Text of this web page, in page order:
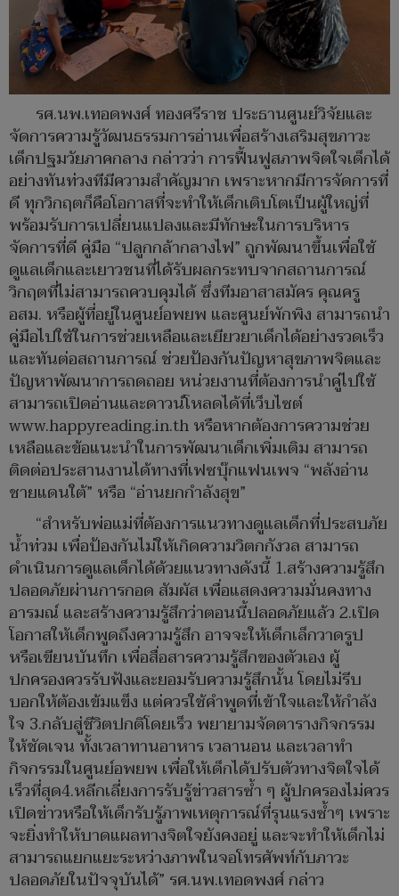
รศ.นพ.เทอดพงศ์ ทองศรีราช ประธานศูนย์วิจัยและ
จัดการความรู้วัฒนธรรมการอ่านเพื่อสร้างเสริมสุขภาวะ
เด็กปฐมวัยภาคกลาง กล่าวว่า การฟื้นฟูสภาพจิตใจเด็กได้
อย่างทันท่วงทีมีความสำคัญมาก เพราะหากมีการจัดการที่
ดี ทุกวิกฤตก็คือโอกาสที่จะทำให้เด็กเติบโตเป็นผู้ใหญ่ที่
พร้อมรับการเปลี่ยนแปลงและมีทักษะในการบริหาร
จัดการที่ดี คู่มือ “ปลูกกล้ากลางไฟ” ถูกพัฒนาขึ้นเพื่อใช้
ดูแลเด็กและเยาวชนที่ได้รับผลกระทบจากสถานการณ์
วิกฤตที่ไม่สามารถควบคุมได้ ซึ่งทีมอาสาสมัคร คุณครู
อสม. หรือผู้ที่อยู่ในศูนย์อพยพ และศูนย์พักพิง สามารถนำ
คู่มือไปใช้ในการช่วยเหลือและเยียวยาเด็กได้อย่างรวดเร็ว
และทันต่อสถานการณ์ ช่วยป้องกันปัญหาสุขภาพจิตและ
ปัญหาพัฒนาการถดถอย หน่วยงานที่ต้องการนำคู่ไปใช้
สามารถเปิดอ่านและดาวน์โหลดได้ที่เว็บไซต์
www.happyreading.in.th หรือหากต้องการความช่วย
เหลือและข้อแนะนำในการพัฒนาเด็กเพิ่มเติม สามารถ
ติดต่อประสานงานได้ทางที่เฟซบุ๊กแฟนเพจ “พลังอ่าน
ชายแดนใต้” หรือ “อ่านยกกำลังสุข”
“สำหรับพ่อแม่ที่ต้องการแนวทางดูแลเด็กที่ประสบภัย
น้ำท่วม เพื่อป้องกันไม่ให้เกิดความวิตกกังวล สามารถ
ดำเนินการดูแลเด็กได้ด้วยแนวทางดังนี้ 1.สร้างความรู้สึก
ปลอดภัยผ่านการกอด สัมผัส เพื่อแสดงความมั่นคงทาง
อารมณ์ และสร้างความรู้สึกว่าตอนนี้ปลอดภัยแล้ว 2.เปิด
โอกาสให้เด็กพูดถึงความรู้สึก อาจจะให้เด็กเล็กวาดรูป
หรือเขียนบันทึก เพื่อสื่อสารความรู้สึกของตัวเอง ผู้
ปกครองควรรับฟังและยอมรับความรู้สึกนั้น โดยไม่รีบ
บอกให้ต้องเข้มแข็ง แต่ควรใช้คำพูดที่เข้าใจและให้กำลัง
ใจ 3.กลับสู่ชีวิตปกติโดยเร็ว พยายามจัดตารางกิจกรรม
ให้ชัดเจน ทั้งเวลาทานอาหาร เวลานอน และเวลาทำ
กิจกรรมในศูนย์อพยพ เพื่อให้เด็กได้ปรับตัวทางจิตใจได้
เร็วที่สุด4.หลีกเลี่ยงการรับรู้ข่าวสารซ้ำ ๆ ผู้ปกครองไม่ควร
เปิดข่าวหรือให้เด็กรับรู้ภาพเหตุการณ์ที่รุนแรงซ้ำๆ เพราะ
จะยิ่งทำให้บาดแผลทางจิตใจยังคงอยู่ และจะทำให้เด็กไม่
สามารถแยกแยะระหว่างภาพในจอโทรศัพท์กับภาวะ
ปลอดภัยในปัจจุบันได้” รศ.นพ.เทอดพงศ์ กล่าว